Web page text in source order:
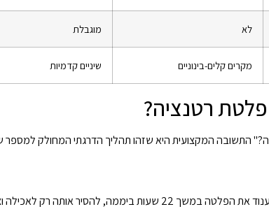
לא מוגבלת
מקרים קלים-בינוניים שיניים קדמיות
רטנציה?
התשובה המקצועית היא שזהו תהליך הדרגתי המחולק למספר
בתקופה זו השיניים הכי רגישות לתזוזה. במהלך 3-6 החודשים הראשונים תידרשו לענוד את הפלטה במשך 22 שעות ביממה, להסיר